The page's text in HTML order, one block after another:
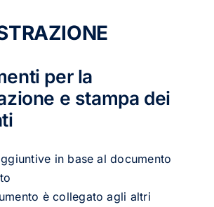
per la
e stampa dei
in base al documento
è collegato agli altri